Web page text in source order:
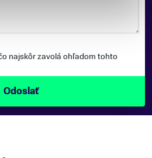
najskôr zavolá ohľadom tohto